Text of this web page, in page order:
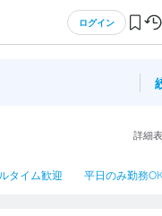
ログイン
詳細
タイム歓迎 平日のみ勤務